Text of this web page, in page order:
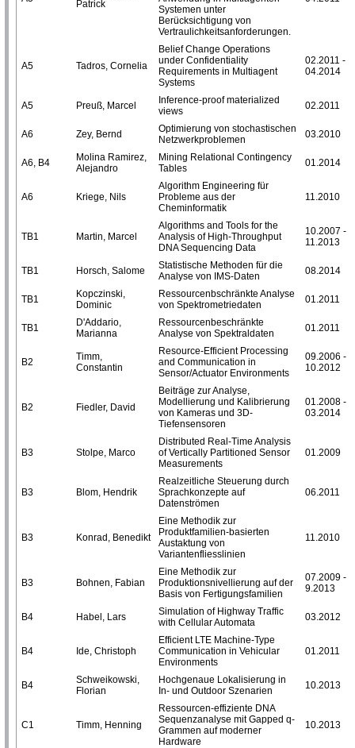
Patrick
Systemen unter
Berücksichtigung von
Vertraulichkeitsanforderungen.
A5 Tadros, Cornelia
Belief Change Operations
under Confidentiality
Requirements in Multiagent
Systems
02.2011 -
04.2014
A5 Preuß, Marcel
Inference-proof materialized
views
02.2011
A6 Zey, Bernd
Optimierung von stochastischen
Netzwerkproblemen
03.2010
A6, B4
Molina Ramirez,
Alejandro
Mining Relational Contingency
Tables
01.2014
A6 Kriege, Nils
Algorithm Engineering für
Probleme aus der
Cheminformatik
11.2010
TB1 Martin, Marcel
Algorithms and Tools for the
Analysis of High-Throughput
DNA Sequencing Data
10.2007 -
11.2013
TB1 Horsch, Salome
Statistische Methoden für die
Analyse von IMS-Daten
08.2014
TB1
Kopczinski,
Dominic
Ressourcenbschränkte Analyse
von Spektrometriedaten
01.2011
TB1
D'Addario,
Marianna
Ressourcenbeschränkte
Analyse von Spektraldaten
01.2011
B2
Timm,
Constantin
Resource-Efficient Processing
and Communication in
Sensor/Actuator Environments
09.2006 -
10.2012
B2 Fiedler, David
Beiträge zur Analyse,
Modellierung und Kalibrierung
von Kameras und 3D-
Tiefensensoren
01.2008 -
03.2014
B3 Stolpe, Marco
Distributed Real-Time Analysis
of Vertically Partitioned Sensor
Measurements
01.2009
B3 Blom, Hendrik
Realzeitliche Steuerung durch
Sprachkonzepte auf
Datenströmen
06.2011
B3 Konrad, Benedikt
Eine Methodik zur
Produktfamilien-basierten
Austaktung von
Variantenfliesslinien
11.2010
B3 Bohnen, Fabian
Eine Methodik zur
Produktionsnivellierung auf der
Basis von Fertigungsfamilien
07.2009 -
9.2013
B4 Habel, Lars
Simulation of Highway Traffic
with Cellular Automata
03.2012
B4 Ide, Christoph
Efficient LTE Machine-Type
Communication in Vehicular
Environments
01.2011
B4
Schweikowski,
Florian
Hochgenaue Lokalisierung in
In- und Outdoor Szenarien
10.2013
C1 Timm, Henning
Ressourcen-effiziente DNA
Sequenzanalyse mit Gapped q-
Grammen auf moderner
Hardware
10.2013